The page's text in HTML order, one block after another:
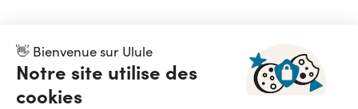
👋 Bienvenue sur Ulule
Notre site utilise des
cookies